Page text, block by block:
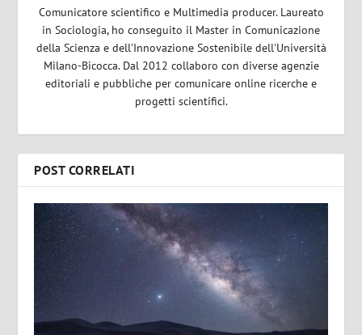
Comunicatore scientifico e Multimedia producer. Laureato
in Sociologia, ho conseguito il Master in Comunicazione
della Scienza e dell'Innovazione Sostenibile dell'Università
Milano-Bicocca. Dal 2012 collaboro con diverse agenzie
editoriali e pubbliche per comunicare online ricerche e
progetti scientifici.
POST CORRELATI